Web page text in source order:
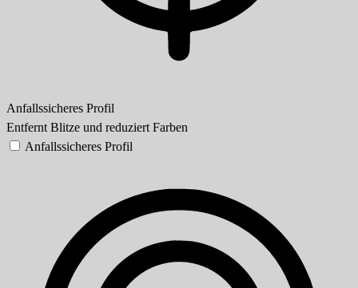
Anfallssicheres Profil
Entfernt Blitze und reduziert Farben
Anfallssicheres Profil